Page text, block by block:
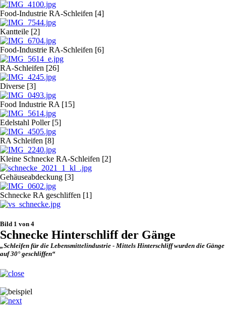
Food-Industrie RA-Schleifen [4]
Kantteile [2]
Food-Industrie RA-Schleifen [6]
RA-Schleifen [26]
Diverse [3]
Food Industrie RA [15]
Edelstahl Poller [5]
RA Schleifen [8]
Kleine Schnecke RA-Schleifen [2]
Gehäuseabdeckung [3]
Schnecke RA geschliffen [1]
Bild 1 von 4
Schnecke Hinterschliff der Gänge
„Schleifen für die Lebensmittelindustrie - Mittels Hinterschliff wurden die Gänge
auf 30° geschliffen“